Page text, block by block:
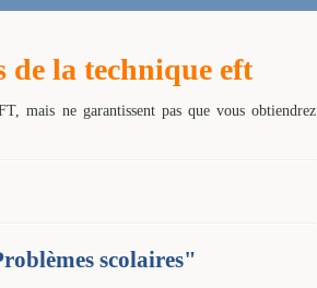
de la technique eft
mais ne garantissent pas que vous obtiendrez
scolaires"